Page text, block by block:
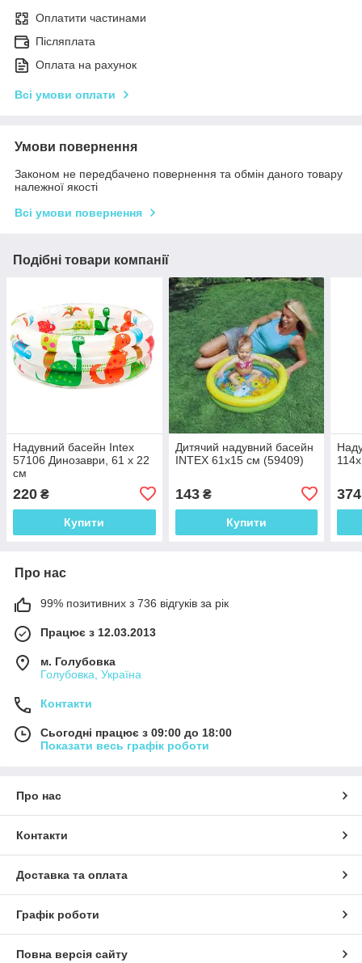
Оплатити частинами
Післяплата
Оплата на рахунок
Всі умови оплати
Умови повернення
Законом не передбачено повернення та обмін даного товару
належної якості
Всі умови повернення
Подібні товари компанії
Надувний басейн Intex
57106 Динозаври, 61 х 22
см
220 ₴
Купити
Дитячий надувний басейн
INTEX 61х15 см (59409)
143₴
Купити
374
Про нас
99% позитивних з 736 відгуків за рік
Працює з 12.03.2013
м. Голубовка
Голубовка, Україна
Контакти
Сьогодні працює з 09:00 до 18:00
Показати весь графік роботи
Про нас
Контакти
Доставка та оплата
Графік роботи
Повна версія сайту